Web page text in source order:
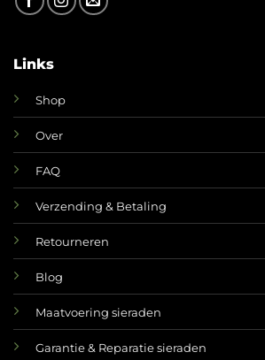
Links
Shop
Over
FAQ
Verzending & Betaling
Retourneren
Blog
Maatvoering sieraden
Garantie & Reparatie sieraden